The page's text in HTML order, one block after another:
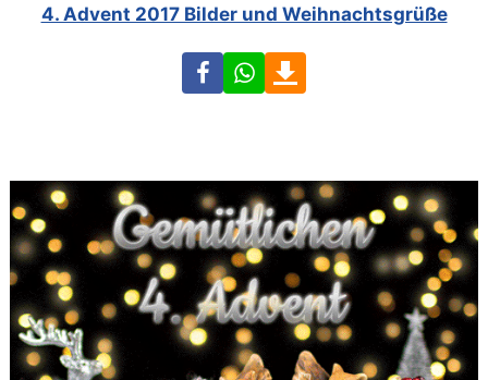
4. Advent 2017 Bilder und Weihnachtsgrüße
FacebookWhatsApp